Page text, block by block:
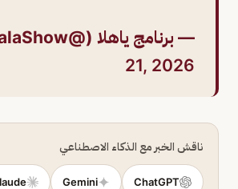
— برنامج ياهلا (@YaHalaShow)
21, 2026
ناقش الخبر مع الذكاء الاصطناعي
ChatGPT
Gemini